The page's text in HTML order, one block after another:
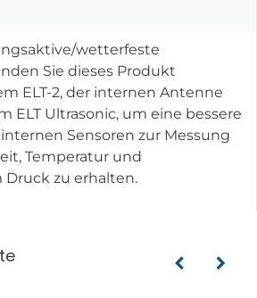
wetterfeste
Sie dieses Produkt
ELT-2, der internen Antenne
ELT Ultrasonic, um eine bessere
Sensoren zur Messung
Temperatur und
zu erhalten.